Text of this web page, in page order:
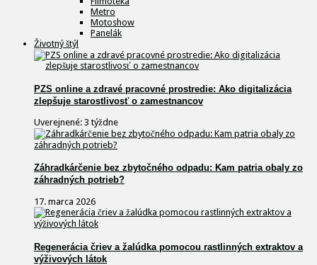
Metro
Motoshow
Panelák
Životný štýl
PZS online a zdravé pracovné prostredie: Ako digitalizácia
zlepšuje starostlivosť o zamestnancov
Uverejnené: 3 týždne
Záhradkárčenie bez zbytočného odpadu: Kam patria obaly zo
záhradných potrieb?
17. marca 2026
Regenerácia čriev a žalúdka pomocou rastlinných extraktov a
výživových látok